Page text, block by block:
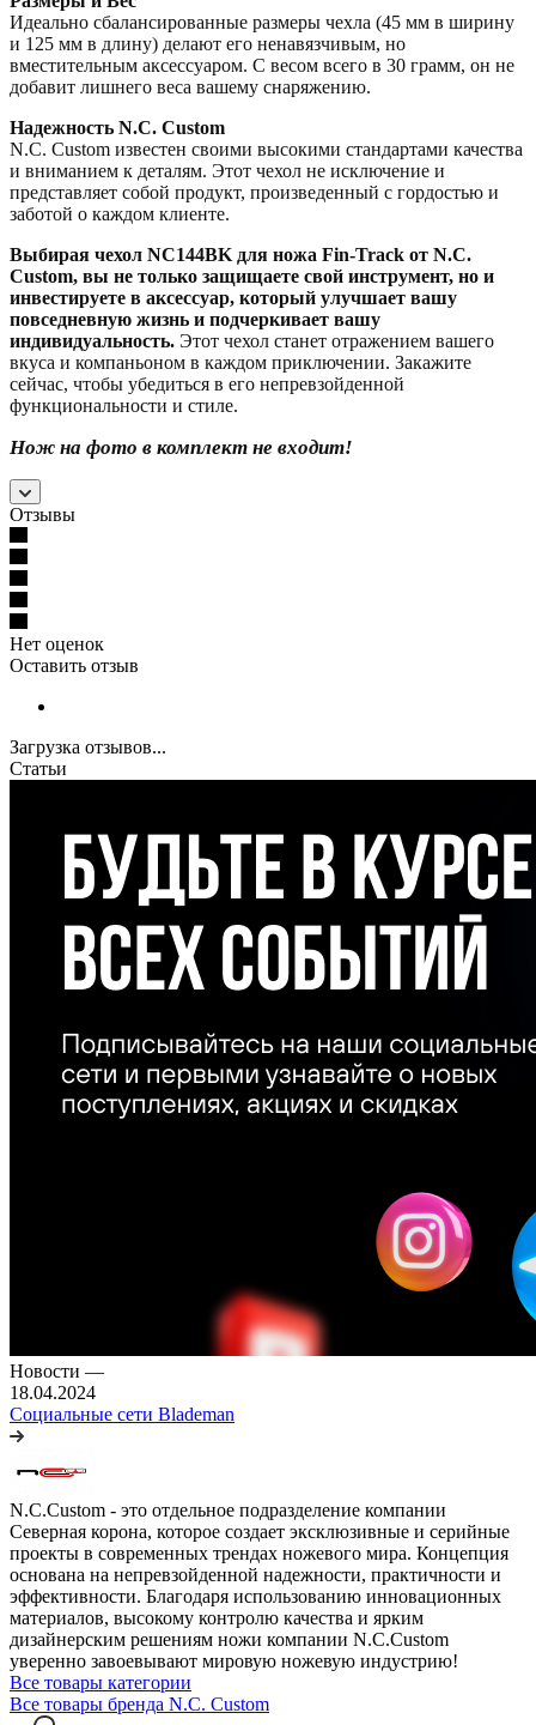
Идеально сбалансированные размеры чехла (45 мм в ширину
и 125 мм в длину) делают его ненавязчивым, но
вместительным аксессуаром. С весом всего в 30 грамм, он не
добавит лишнего веса вашему снаряжению.
Надежность N.C. Custom
N.C. Custom известен своими высокими стандартами качества
и вниманием к деталям. Этот чехол не исключение и
представляет собой продукт, произведенный с гордостью и
заботой о каждом клиенте.
Выбирая чехол NC144BK для ножа Fin-Track от N.C.
Custom, вы не только защищаете свой инструмент, но и
инвестируете в аксессуар, который улучшает вашу
повседневную жизнь и подчеркивает вашу
индивидуальность. Этот чехол станет отражением вашего
вкуса и компаньоном в каждом приключении. Закажите
сейчас, чтобы убедиться в его непревзойденной
функциональности и стиле.
Нож на фото в комплект не входит!
Отзывы
Нет оценок
Оставить отзыв
Загрузка отзывов...
Статьи
Новости —
18.04.2024
Социальные сети Blademan
N.C.Custom - это отдельное подразделение компании
Северная корона, которое создает эксклюзивные и серийные
проекты в современных трендах ножевого мира. Концепция
основана на непревзойденной надежности, практичности и
эффективности. Благодаря использованию инновационных
материалов, высокому контролю качества и ярким
дизайнерским решениям ножи компании N.C.Custom
уверенно завоевывают мировую ножевую индустрию!
Все товары категории
Все товары бренда N.C. Custom